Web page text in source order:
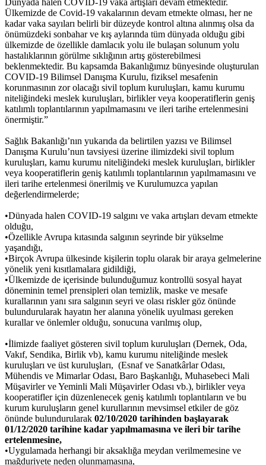
Dünyada halen COVID-19 vaka artışları devam etmektedir.
Ülkemizde de Covid-19 vakalarının devam etmekte olması, her ne
kadar vaka sayıları belirli bir düzeyde kontrol altına alınmış olsa da
önümüzdeki sonbahar ve kış aylarında tüm dünyada olduğu gibi
ülkemizde de özellikle damlacık yolu ile bulaşan solunum yolu
hastalıklarının görülme sıklığının artış gösterebilmesi
beklenmektedir. Bu kapsamda Bakanlığımız bünyesinde oluşturulan
COVID-19 Bilimsel Danışma Kurulu, fiziksel mesafenin
korunmasının zor olacağı sivil toplum kuruluşları, kamu kurumu
niteliğindeki meslek kuruluşları, birlikler veya kooperatiflerin geniş
katılımlı toplantılarının yapılmamasını ve ileri tarihe ertelenmesini
önermiştir.”
Sağlık Bakanlığı’nın yukarıda da belirtilen yazısı ve Bilimsel
Danışma Kurulu’nun tavsiyesi üzerine ilimizdeki sivil toplum
kuruluşları, kamu kurumu niteliğindeki meslek kuruluşları, birlikler
veya kooperatiflerin geniş katılımlı toplantılarının yapılmamasını ve
ileri tarihe ertelenmesi önerilmiş ve Kurulumuzca yapılan
değerlendirmelerde;
•Dünyada halen COVID-19 salgını ve vaka artışları devam etmekte
olduğu,
•Özellikle Avrupa kıtasında salgının seyrinde bir yükselme
yaşandığı,
•Birçok Avrupa ülkesinde kişilerin toplu olarak bir araya gelmelerine
yönelik yeni kısıtlamalara gidildiği,
•Ülkemizde de içerisinde bulunduğumuz kontrollü sosyal hayat
döneminin temel prensipleri olan temizlik, maske ve mesafe
kurallarının yanı sıra salgının seyri ve olası riskler göz önünde
bulundurularak hayatın her alanına yönelik uyulması gereken
kurallar ve önlemler olduğu, sonucuna varılmış olup,
•İlimizde faaliyet gösteren sivil toplum kuruluşları (Dernek, Oda,
Vakıf, Sendika, Birlik vb), kamu kurumu niteliğinde meslek
kuruluşları ve üst kuruluşları, (Esnaf ve Sanatkârlar Odası,
Mühendis ve Mimarlar Odası, Baro Başkanlığı, Muhasebeci Mali
Müşavirler ve Yeminli Mali Müşavirler Odası vb.), birlikler veya
kooperatifler için düzenlenecek geniş katılımlı toplantıların ve bu
kurum kuruluşların genel kurullarının mevsimsel etkiler de göz
önünde bulundurularak 02/10/2020 tarihinden başlayarak
01/12/2020 tarihine kadar yapılmamasına ve ileri bir tarihe
ertelenmesine,
•Uygulamada herhangi bir aksaklığa meydan verilmemesine ve
mağduriyete neden olunmamasına,